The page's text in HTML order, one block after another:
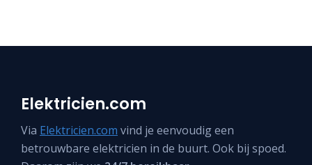
Elektricien.com
Via Elektricien.com vind je eenvoudig een
betrouwbare elektricien in de buurt. Ook bij spoed.